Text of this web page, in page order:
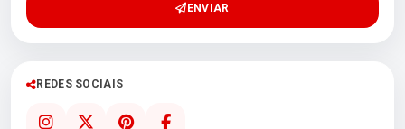
ENVIAR
REDES SOCIAIS